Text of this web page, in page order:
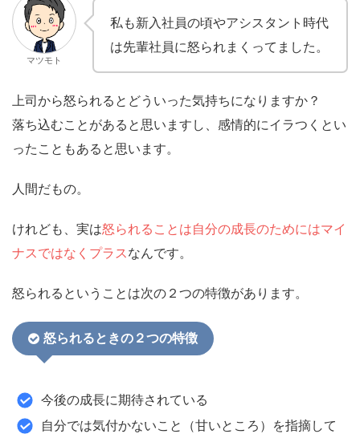
マツモト
私も新入社員の頃やアシスタント時代
は先輩社員に怒られまくってました。
上司から怒られるとどういった気持ちになりますか？
落ち込むことがあると思いますし、感情的にイラつくとい
ったこともあると思います。
人間だもの。
けれども、実は怒られることは自分の成長のためにはマイ
ナスではなくプラス なんです。
怒られるということは次の２つの特徴があります。
怒られるときの２つの特徴
今後の成長に期待されている
自分では気付かないこと（甘いところ）を指摘して